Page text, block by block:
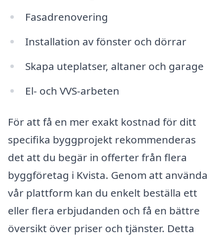
Fasadrenovering
Installation av fönster och dörrar
Skapa uteplatser, altaner och garage
El- och VVS-arbeten
För att få en mer exakt kostnad för ditt
specifika byggprojekt rekommenderas
det att du begär in offerter från flera
byggföretag i Kvista. Genom att använda
vår plattform kan du enkelt beställa ett
eller flera erbjudanden och få en bättre
översikt över priser och tjänster. Detta